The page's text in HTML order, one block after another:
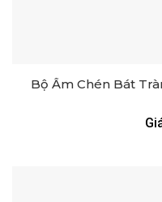
Bộ Ấm Chén Bát